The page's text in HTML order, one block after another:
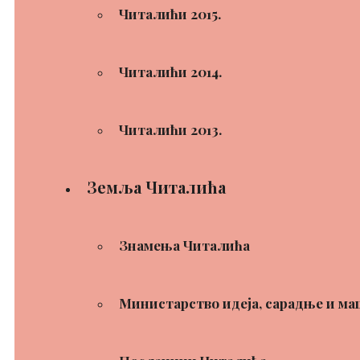
Читалићи 2015.
Читалићи 2014.
Читалићи 2013.
Земља Читалића
Знамења Читалића
Министарство идеја, сарадње и